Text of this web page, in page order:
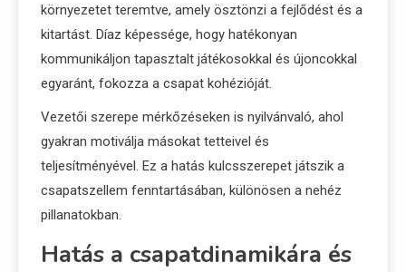
környezetet teremtve, amely ösztönzi a fejlődést és a
kitartást. Díaz képessége, hogy hatékonyan
kommunikáljon tapasztalt játékosokkal és újoncokkal
egyaránt, fokozza a csapat kohézióját.
Vezetői szerepe mérkőzéseken is nyilvánvaló, ahol
gyakran motiválja másokat tetteivel és
teljesítményével. Ez a hatás kulcsszerepet játszik a
csapatszellem fenntartásában, különösen a nehéz
pillanatokban.
Hatás a csapatdinamikára és